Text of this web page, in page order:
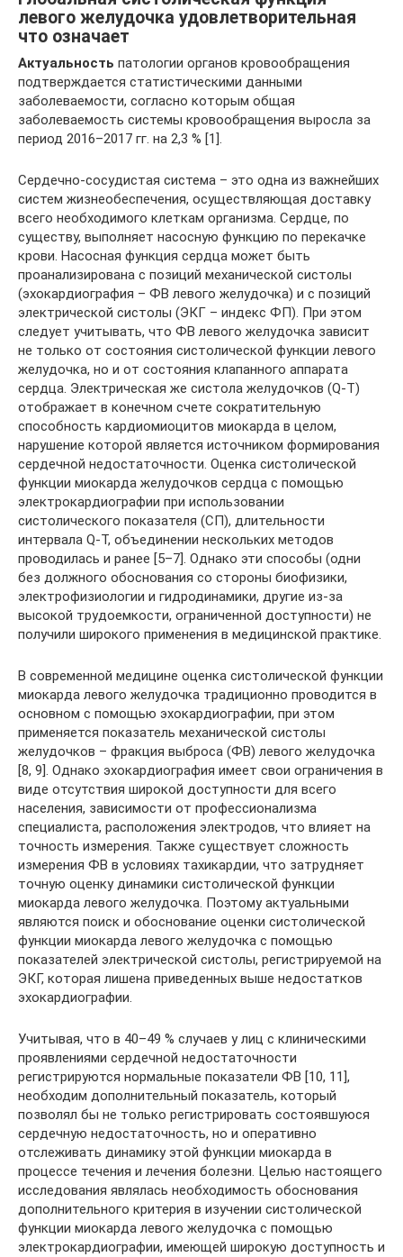
левого желудочка удовлетворительная
что означает
Актуальность патологии органов кровообращения
подтверждается статистическими данными
заболеваемости, согласно которым общая
заболеваемость системы кровообращения выросла за
период 2016–2017 гг. на 2,3 % [1].
Сердечно-сосудистая система – это одна из важнейших
систем жизнеобеспечения, осуществляющая доставку
всего необходимого клеткам организма. Сердце, по
существу, выполняет насосную функцию по перекачке
крови. Насосная функция сердца может быть
проанализирована с позиций механической систолы
(эхокардиография – ФВ левого желудочка) и с позиций
электрической систолы (ЭКГ – индекс ФП). При этом
следует учитывать, что ФВ левого желудочка зависит
не только от состояния систолической функции левого
желудочка, но и от состояния клапанного аппарата
сердца. Электрическая же систола желудочков (Q-T)
отображает в конечном счете сократительную
способность кардиомиоцитов миокарда в целом,
нарушение которой является источником формирования
сердечной недостаточности. Оценка систолической
функции миокарда желудочков сердца с помощью
электрокардиографии при использовании
систолического показателя (СП), длительности
интервала Q-T, объединении нескольких методов
проводилась и ранее [5–7]. Однако эти способы (одни
без должного обоснования со стороны биофизики,
электрофизиологии и гидродинамики, другие из-за
высокой трудоемкости, ограниченной доступности) не
получили широкого применения в медицинской практике.
В современной медицине оценка систолической функции
миокарда левого желудочка традиционно проводится в
основном с помощью эхокардиографии, при этом
применяется показатель механической систолы
желудочков – фракция выброса (ФВ) левого желудочка
[8, 9]. Однако эхокардиография имеет свои ограничения в
виде отсутствия широкой доступности для всего
населения, зависимости от профессионализма
специалиста, расположения электродов, что влияет на
точность измерения. Также существует сложность
измерения ФВ в условиях тахикардии, что затрудняет
точную оценку динамики систолической функции
миокарда левого желудочка. Поэтому актуальными
являются поиск и обоснование оценки систолической
функции миокарда левого желудочка с помощью
показателей электрической систолы, регистрируемой на
ЭКГ, которая лишена приведенных выше недостатков
эхокардиографии.
Учитывая, что в 40–49 % случаев у лиц с клиническими
проявлениями сердечной недостаточности
регистрируются нормальные показатели ФВ [10, 11],
необходим дополнительный показатель, который
позволял бы не только регистрировать состоявшуюся
сердечную недостаточность, но и оперативно
отслеживать динамику этой функции миокарда в
процессе течения и лечения болезни. Целью настоящего
исследования являлась необходимость обоснования
дополнительного критерия в изучении систолической
функции миокарда левого желудочка с помощью
электрокардиографии, имеющей широкую доступность и